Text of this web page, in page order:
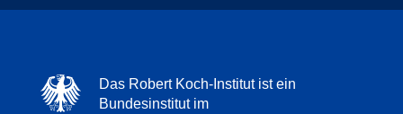
Das Robert Koch-Institut ist ein
Bundesinstitut im